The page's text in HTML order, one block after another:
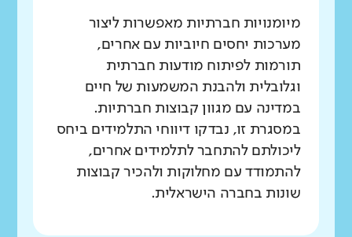
מיומנויות חברתיות מאפשרות ליצור
מערכות יחסים חיוביות עם אחרים,
תורמות לפיתוח מודעות חברתית
וגלובלית ולהבנת המשמעות של חיים
במדינה עם מגוון קבוצות חברתיות.
במסגרת זו, נבדקו דיווחי התלמידים ביחס
ליכולתם להתחבר לתלמידים אחרים,
להתמודד עם מחלוקות ולהכיר קבוצות
שונות בחברה הישראלית.